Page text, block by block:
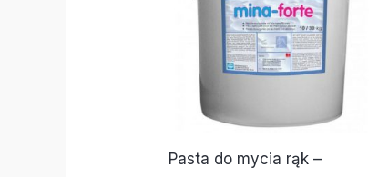
Pasta do mycia rąk –